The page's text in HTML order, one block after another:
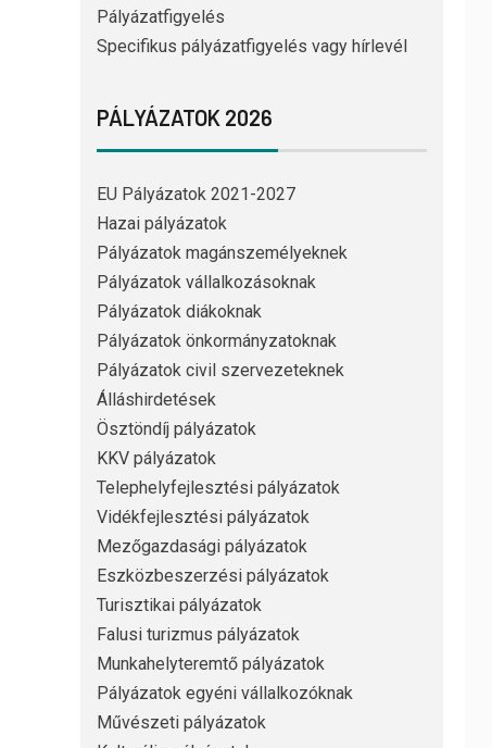
Pályázatfigyelés
Specifikus pályázatfigyelés vagy hírlevél
PÁLYÁZATOK 2026
EU Pályázatok 2021-2027
Hazai pályázatok
Pályázatok magánszemélyeknek
Pályázatok vállalkozásoknak
Pályázatok diákoknak
Pályázatok önkormányzatoknak
Pályázatok civil szervezeteknek
Álláshirdetések
Ösztöndíj pályázatok
KKV pályázatok
Telephelyfejlesztési pályázatok
Vidékfejlesztési pályázatok
Mezőgazdasági pályázatok
Eszközbeszerzési pályázatok
Turisztikai pályázatok
Falusi turizmus pályázatok
Munkahelyteremtő pályázatok
Pályázatok egyéni vállalkozóknak
Művészeti pályázatok